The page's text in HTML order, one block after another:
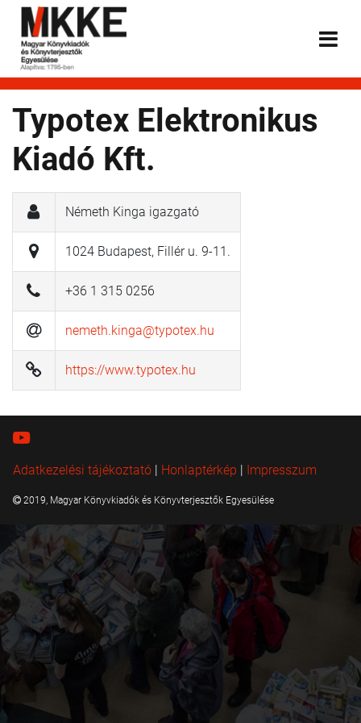
Typotex Elektronikus
Kiadó Kft.
Németh Kinga igazgató
1024 Budapest, Fillér u. 9-11.
+36 1 315 0256
nemeth.kinga@typotex.hu
https://www.typotex.hu
Adatkezelési tájékoztató | Honlaptérkép | Impresszum
2019, Magyar Könyvkiadók és Könyvterjesztők Egyesülése